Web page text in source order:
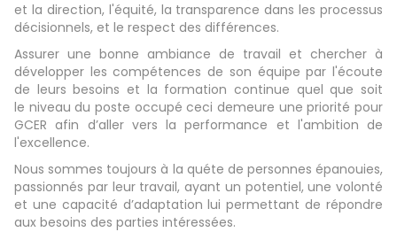
et la direction, l'équité, la transparence dans les processus
décisionnels, et le respect des différences.
Assurer une bonne ambiance de travail et chercher à
développer les compétences de son équipe par l'écoute
de leurs besoins et la formation continue quel que soit
le niveau du poste occupé ceci demeure une priorité pour
GCER afin d’aller vers la performance et l'ambition de
l'excellence.
Nous sommes toujours à la quéte de personnes épanouies,
passionnés par leur travail, ayant un potentiel, une volonté
et une capacité d’adaptation lui permettant de répondre
aux besoins des parties intéressées.